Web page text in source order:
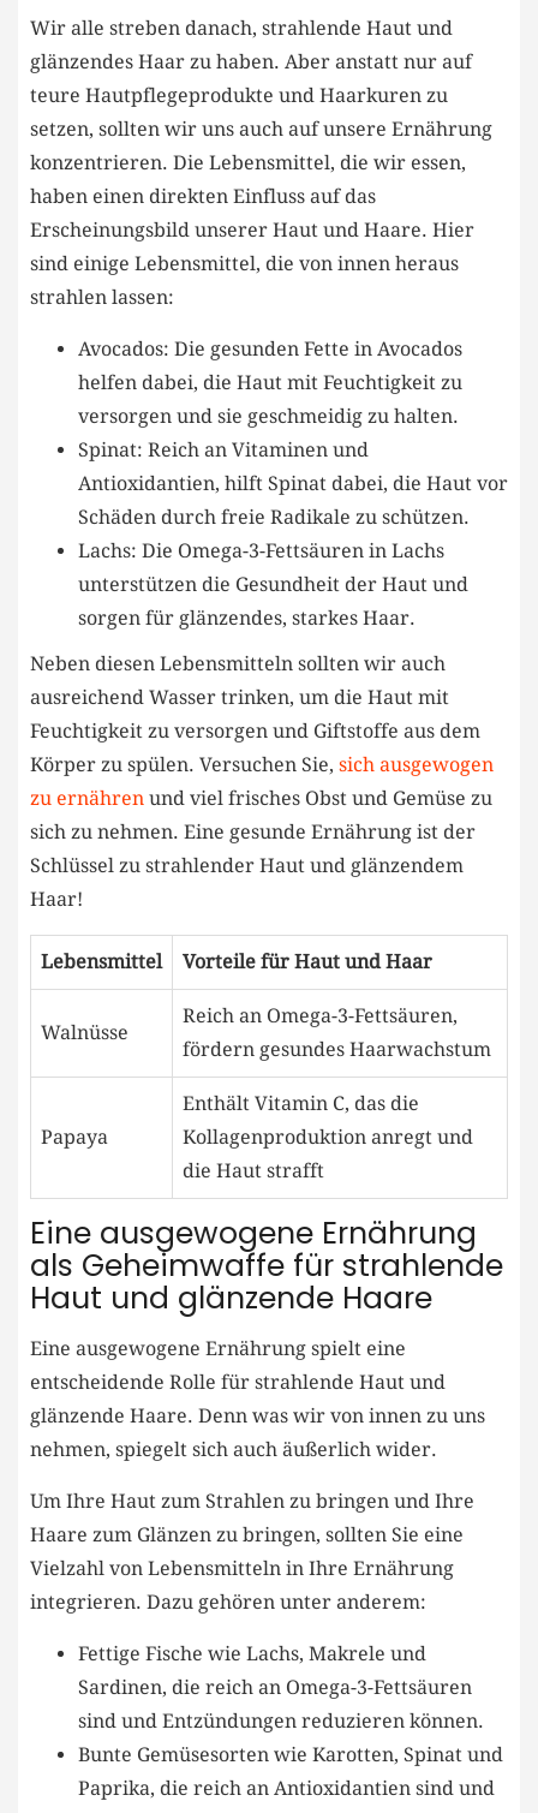
Wir alle streben danach, strahlende Haut und
glänzendes Haar zu haben. Aber anstatt nur auf
teure Hautpflegeprodukte und Haarkuren zu
setzen, sollten wir uns auch auf unsere Ernährung
konzentrieren. Die Lebensmittel, die wir essen,
haben einen direkten Einfluss auf das
Erscheinungsbild unserer Haut und Haare. Hier
sind einige Lebensmittel, die von innen heraus
strahlen lassen:
Avocados: Die gesunden Fette in Avocados
helfen dabei, die Haut mit Feuchtigkeit zu
versorgen und sie geschmeidig zu halten.
Spinat: Reich an Vitaminen und
Antioxidantien, hilft Spinat dabei, die Haut vor
Schäden durch freie Radikale zu schützen.
Lachs: Die Omega-3-Fettsäuren in Lachs
unterstützen die Gesundheit der Haut und
sorgen für glänzendes, starkes Haar.
Neben diesen Lebensmitteln sollten wir auch
ausreichend Wasser trinken, um die Haut mit
Feuchtigkeit zu versorgen und Giftstoffe aus dem
Körper zu spülen. Versuchen Sie, sich ausgewogen
zu ernähren und viel frisches Obst und Gemüse zu
sich zu nehmen. Eine gesunde Ernährung ist der
Schlüssel zu strahlender Haut und glänzendem
Haar!
Lebensmittel Vorteile für Haut und Haar
Walnüsse
Reich an Omega-3-Fettsäuren,
fördern gesundes Haarwachstum
Papaya
Enthält Vitamin C, das die
Kollagenproduktion anregt und
die Haut strafft
Eine ausgewogene Ernährung
als Geheimwaffe für strahlende
Haut und glänzende Haare
Eine ausgewogene Ernährung spielt eine
entscheidende Rolle für strahlende Haut und
glänzende Haare. Denn was wir von innen zu uns
nehmen, spiegelt sich auch äußerlich wider.
Um Ihre Haut zum Strahlen zu bringen und Ihre
Haare zum Glänzen zu bringen, sollten Sie eine
Vielzahl von Lebensmitteln in Ihre Ernährung
integrieren. Dazu gehören unter anderem:
Fettige Fische wie Lachs, Makrele und
Sardinen, die reich an Omega-3-Fettsäuren
sind und Entzündungen reduzieren können.
Bunte Gemüsesorten wie Karotten, Spinat und
Paprika, die reich an Antioxidantien sind und